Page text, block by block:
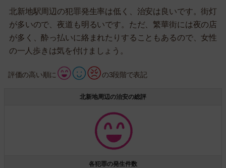
北新地駅周辺の犯罪発生率は低く、治安は良いです。街灯
が多いので、夜道も明るいです。ただ、繁華街には夜の店
が多く、酔っ払いに絡まれたりすることもあるので、女性
の一人歩きは気を付けましょう。
評価の高い順に の3段階で表記
北新地周辺の治安の総評
各犯罪の発生件数